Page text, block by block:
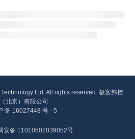
Ltd. All rights reserved. 极客邦控
北京）有限公司
备 16027448 号 - 5
安备 11010502039052号